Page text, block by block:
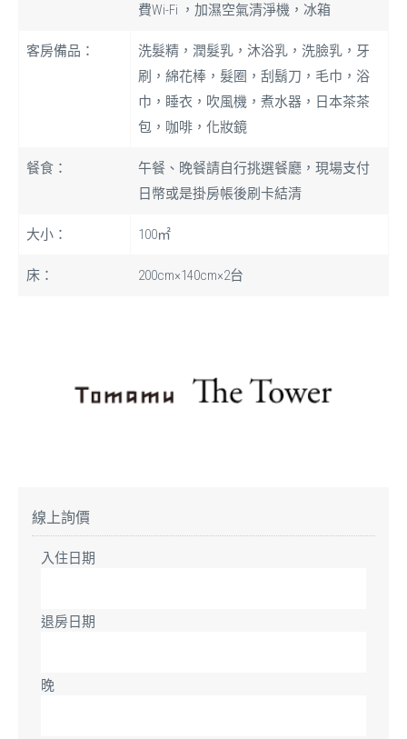
費Wi-Fi ，加濕空氣清淨機，冰箱
客房備品：
洗髮精，潤髮乳，沐浴乳，洗臉乳，牙
刷，綿花棒，髮圈，刮鬍刀，毛巾，浴
巾，睡衣，吹風機，煮水器，日本茶茶
包，咖啡，化妝鏡
餐食：
午餐、晚餐請自行挑選餐廳，現場支付
日幣或是掛房帳後刷卡結清
大小： 100㎡
床： 200cm×140cm×2台
線上詢價
入住日期
退房日期
晚